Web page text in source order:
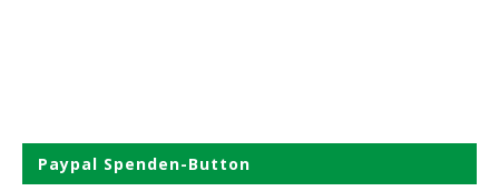
Paypal Spenden-Button